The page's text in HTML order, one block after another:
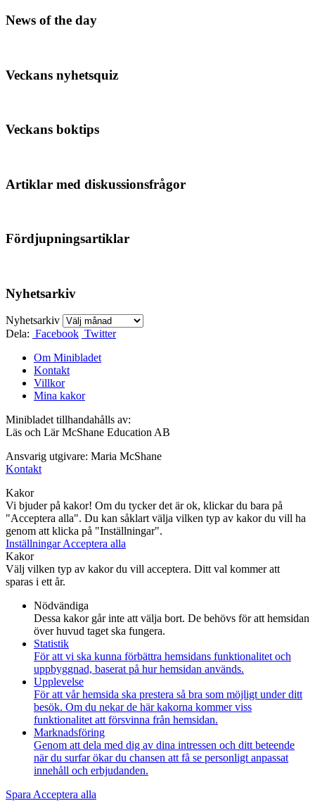
News of the day
Veckans nyhetsquiz
Veckans boktips
Artiklar med diskussionsfrågor
Fördjupningsartiklar
Nyhetsarkiv
Nyhetsarkiv
Dela: Facebook Twitter
Om Minibladet
Kontakt
Villkor
Mina kakor
Minibladet tillhandahålls av:
Läs och Lär McShane Education AB
Ansvarig utgivare: Maria McShane
Kontakt
Kakor
Vi bjuder på kakor! Om du tycker det är ok, klickar du bara på
"Acceptera alla". Du kan såklart välja vilken typ av kakor du vill ha
genom att klicka på "Inställningar".
InställningarAcceptera alla
Kakor
Välj vilken typ av kakor du vill acceptera. Ditt val kommer att
sparas i ett år.
Nödvändiga
Dessa kakor går inte att välja bort. De behövs för att hemsidan
över huvud taget ska fungera.
Statistik
För att vi ska kunna förbättra hemsidans funktionalitet och
uppbyggnad, baserat på hur hemsidan används.
Upplevelse
För att vår hemsida ska prestera så bra som möjligt under ditt
besök. Om du nekar de här kakorna kommer viss
funktionalitet att försvinna från hemsidan.
Marknadsföring
Genom att dela med dig av dina intressen och ditt beteende
när du surfar ökar du chansen att få se personligt anpassat
innehåll och erbjudanden.
Spara Acceptera alla